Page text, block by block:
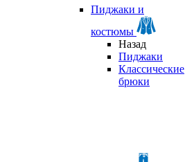
Пиджаки и
костюмы
Назад
Пиджаки
Классические
брюки